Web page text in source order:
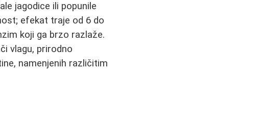
jagodice ili popunile
efekat traje od 6 do
koji ga brzo razlaže.
vlagu, prirodno
namenjenih različitim